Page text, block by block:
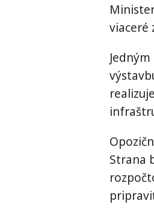
viaceré
Strana